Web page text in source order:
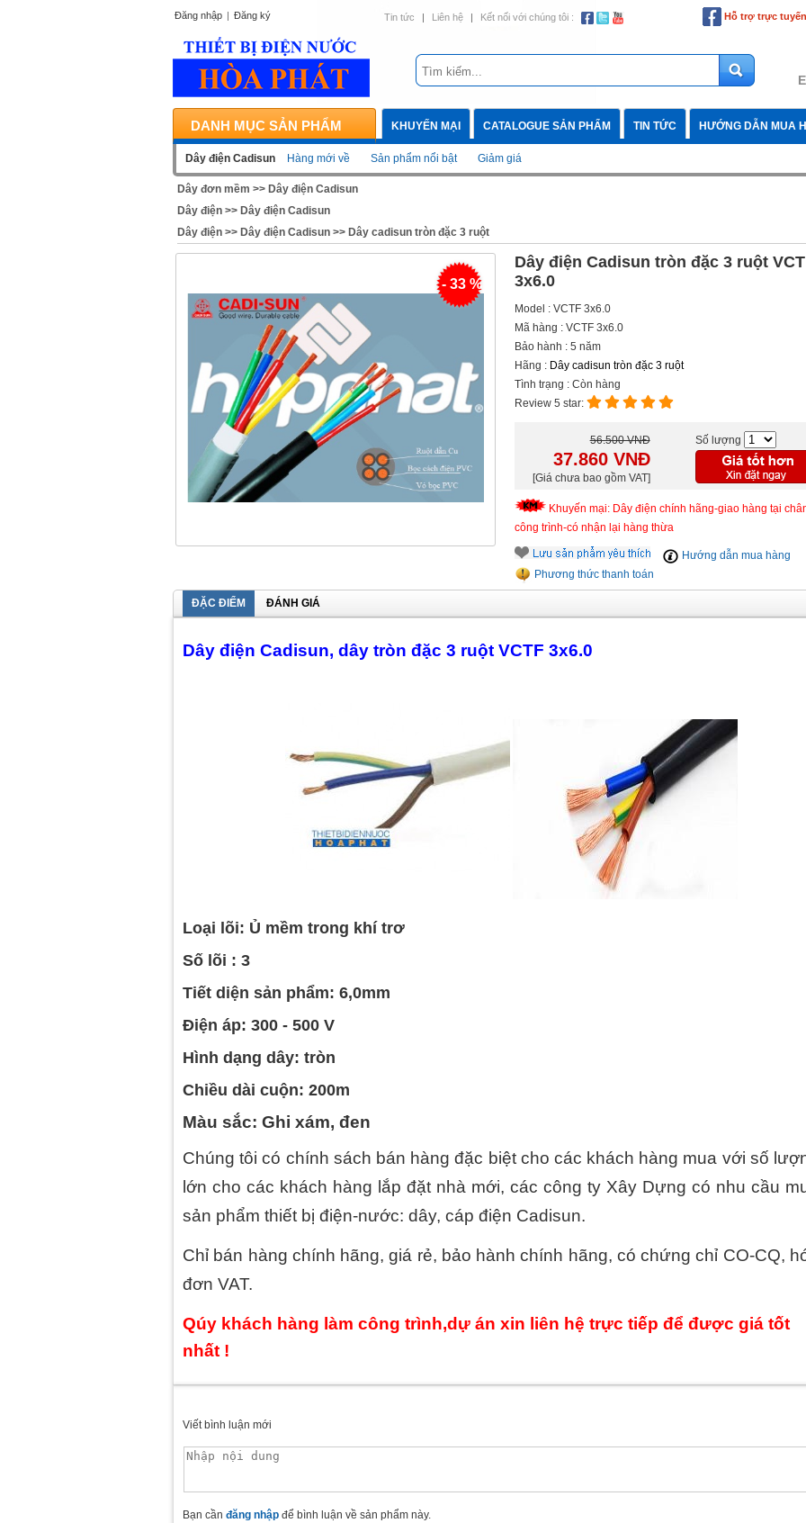
Đăng nhập | Đăng ký Tin tức | Liên hệ | Kết nối với chúng tôi : Hỗ trợ trực tuyến
DANH MỤC SẢN PHẨM KHUYẾN MẠI CATALOGUE SẢN PHẨM TIN TỨC HƯỚNG DẪN MUA
Dây điện Cadisun Hàng mới về Sản phẩm nổi bật Giảm giá
Dây đơn mềm >> Dây điện Cadisun
Dây điện >> Dây điện Cadisun
Dây điện >> Dây điện Cadisun >> Dây cadisun tròn đặc 3 ruột
- 33 %
Dây điện Cadisun tròn đặc 3 ruột
3x6.0
Model : VCTF 3x6.0
Mã hàng : VCTF 3x6.0
Bảo hành : 5 năm
Hãng : Dây cadisun tròn đặc 3 ruột
Tình trạng : Còn hàng
Review 5 star:
56.500 VNĐ
37.860 VNĐ
[Giá chưa bao gồm VAT]
Số lượng
Khuyến mại: Dây điện chính hãng-giao hàng tại
công trình-có nhận lại hàng thừa
Hướng dẫn mua hàng
Phương thức thanh toán
ĐẶC ĐIỂM ĐÁNH GIÁ
Dây điện Cadisun, dây tròn đặc 3 ruột VCTF 3x6.0
Loại lõi: Ủ mềm trong khí trơ
Số lõi : 3
Tiết diện sản phẩm: 6,0mm
Điện áp: 300 - 500 V
Hình dạng dây: tròn
Chiều dài cuộn: 200m
Màu sắc: Ghi xám, đen
Chúng tôi có chính sách bán hàng đặc biệt cho các khách hàng mua với số
lớn cho các khách hàng lắp đặt nhà mới, các công ty Xây Dựng có nhu cầu
sản phẩm thiết bị điện-nước: dây, cáp điện Cadisun.
Chỉ bán hàng chính hãng, giá rẻ, bảo hành chính hãng, có chứng chỉ CO-CQ,
đơn VAT.
Qúy khách hàng làm công trình,dự án xin liên hệ trực tiếp để được giá tốt
nhất !
Viết bình luận mới
Bạn cần đăng nhập để bình luận về sản phẩm này.